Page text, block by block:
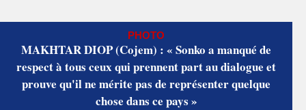
PHOTO
MAKHTAR DIOP (Cojem) : « Sonko a manqué de
respect à tous ceux qui prennent part au dialogue et
prouve qu'il ne mérite pas de représenter quelque
chose dans ce pays »